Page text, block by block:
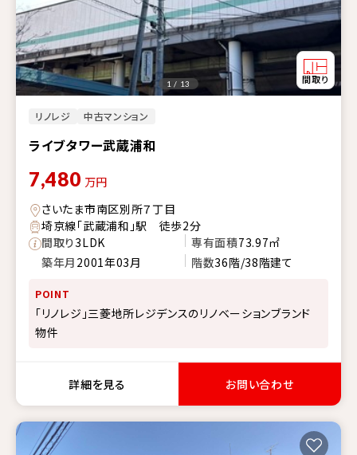
リノレジ 中古マンション
ライブタワー武蔵浦和
1 / 13
7,480 万円
さいたま市南区別所７丁目
埼京線「武蔵浦和」駅 徒歩2分
間取り3LDK 専有面積73.97㎡
築年月 2001年03月 階数36階/38階建て
POINT
「リノレジ」三菱地所レジデンスのリノベーションブランド
物件
詳細を見る お問い合わせ